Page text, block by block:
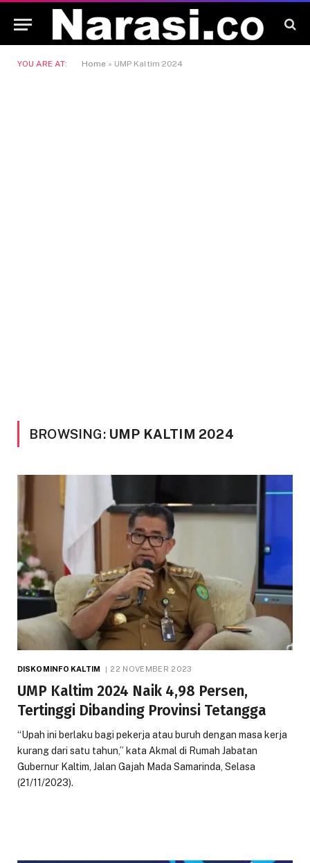
YOU ARE AT: Home » UMP Kaltim 2024
BROWSING: UMP KALTIM 2024
DISKOMINFO KALTIM 22 NOVEMBER 2023
UMP Kaltim 2024 Naik 4,98 Persen,
Tertinggi Dibanding Provinsi Tetangga
“Upah ini berlaku bagi pekerja atau buruh dengan masa kerja
kurang dari satu tahun,” kata Akmal di Rumah Jabatan
Gubernur Kaltim, Jalan Gajah Mada Samarinda, Selasa
(21/11/2023).